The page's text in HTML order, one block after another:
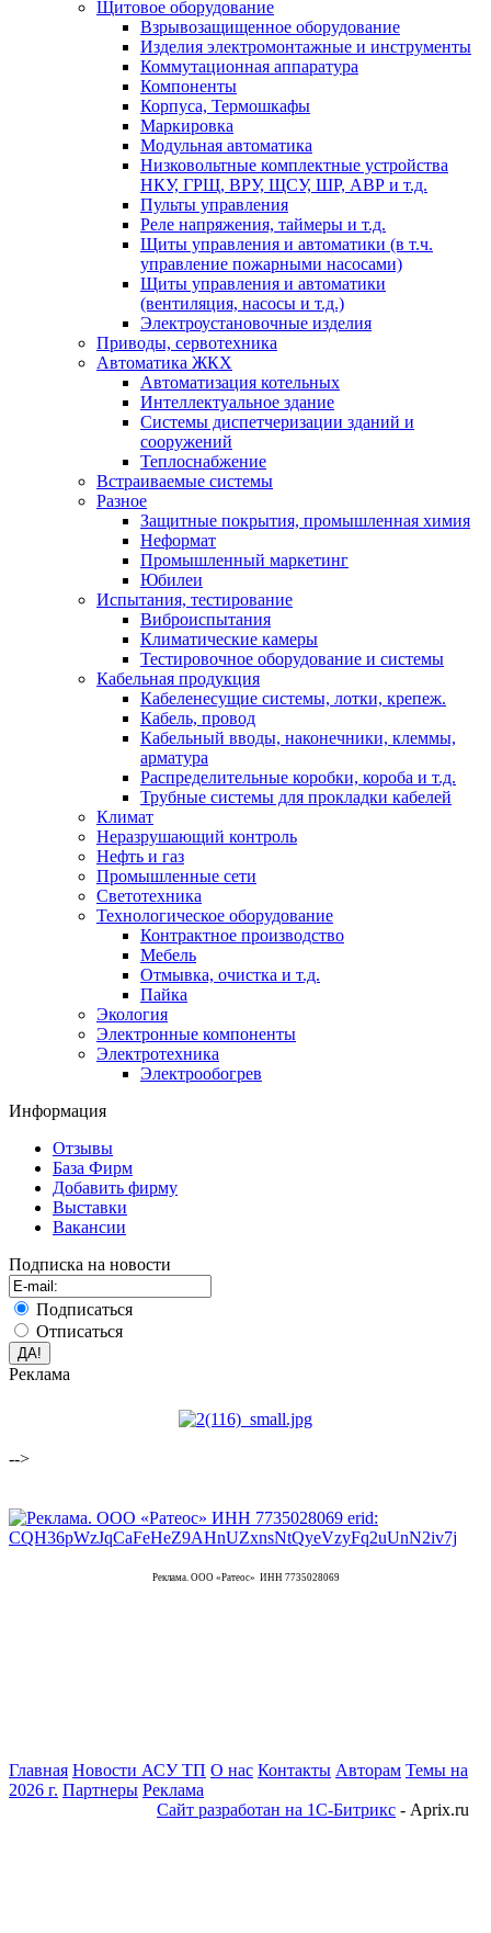
Щитовое оборудование
Взрывозащищенное оборудование
Изделия электромонтажные и инструменты
Коммутационная аппаратура
Компоненты
Корпуса, Термошкафы
Маркировка
Модульная автоматика
Низковольтные комплектные устройства
НКУ, ГРЩ, ВРУ, ЩСУ, ШР, АВР и т.д.
Пульты управления
Реле напряжения, таймеры и т.д.
Щиты управления и автоматики (в т.ч.
управление пожарными насосами)
Щиты управления и автоматики
(вентиляция, насосы и т.д.)
Электроустановочные изделия
Приводы, сервотехника
Автоматика ЖКХ
Автоматизация котельных
Интеллектуальное здание
Системы диспетчеризации зданий и
сооружений
Теплоснабжение
Встраиваемые системы
Разное
Защитные покрытия, промышленная химия
Неформат
Промышленный маркетинг
Юбилеи
Испытания, тестирование
Виброиспытания
Климатические камеры
Тестировочное оборудование и системы
Кабельная продукция
Кабеленесущие системы, лотки, крепеж.
Кабель, провод
Кабельный вводы, наконечники, клеммы,
арматура
Распределительные коробки, короба и т.д.
Трубные системы для прокладки кабелей
Климат
Неразрушающий контроль
Нефть и газ
Промышленные сети
Светотехника
Технологическое оборудование
Контрактное производство
Мебель
Отмывка, очистка и т.д.
Пайка
Экология
Электронные компоненты
Электротехника
Электрообогрев
Информация
Отзывы
База Фирм
Добавить фирму
Выставки
Вакансии
Подписка на новости
Подписаться
Отписаться
Реклама
-->
Реклама. ООО «Ратеос» ИНН 7735028069
Главная Новости АСУ ТП О нас Контакты Авторам Темы на
2026 г. Партнеры Реклама
Сайт разработан на 1С-Битрикс - Aprix.ru